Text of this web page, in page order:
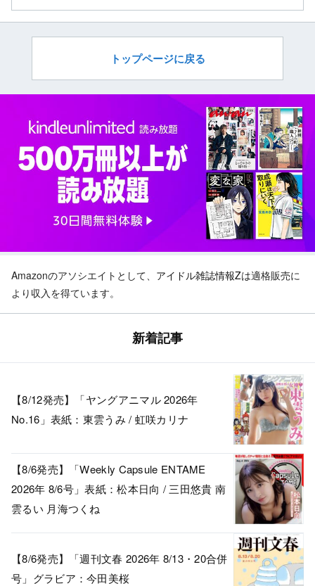
トップページに戻る
Amazonのアソシエイトとして、 アイドル雑誌情報Zは適格販売に
より収入を得ています。
新着記事
【8/12発売】「ヤングアニマル 2026年
No.16」表紙：東雲うみ / 虹咲カリナ
【8/6発売】「Weekly Capsule ENTAME
2026年 8/6号」表紙：松本日向 / 三田悠貴 南
雲るい 月海つくね
【8/6発売】「週刊文春 2026年 8/13・20合併
号」グラビア：今田美桜